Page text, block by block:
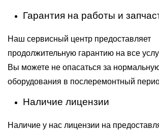
Гарантия на работы и
Наш сервисный центр предоставляет
продолжительную гарантию на все
Вы можете не опасаться за
оборудования в послеремонтный
Наличие лицензии
Наличие у нас лицензии на